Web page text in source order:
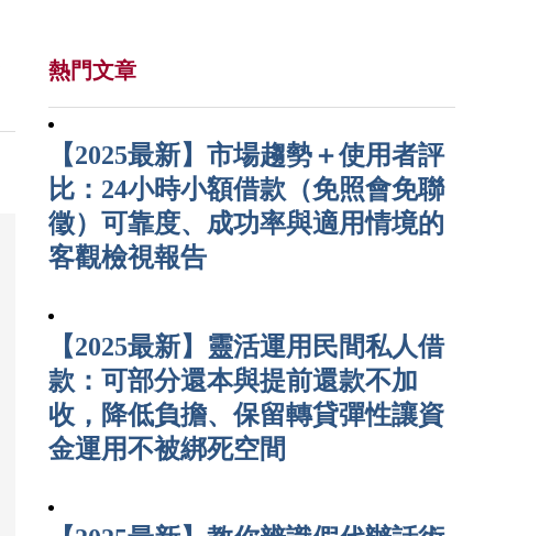
熱門文章
【2025最新】市場趨勢＋使用者評
比：24小時小額借款（免照會免聯
徵）可靠度、成功率與適用情境的
客觀檢視報告
【2025最新】靈活運用民間私人借
款：可部分還本與提前還款不加
收，降低負擔、保留轉貸彈性讓資
金運用不被綁死空間